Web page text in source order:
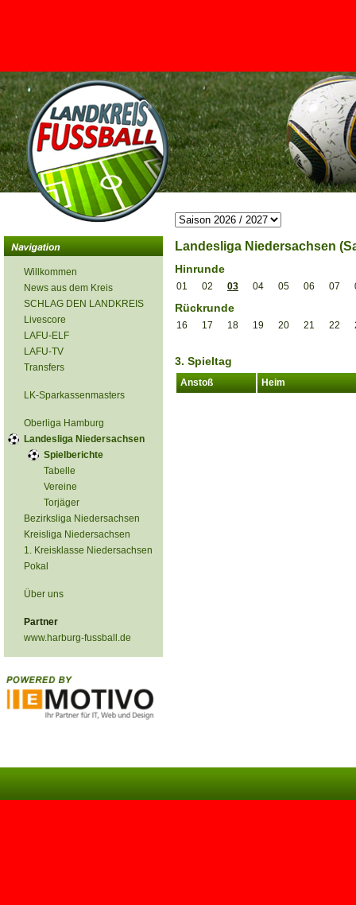
<
Willkommen
News aus dem Kreis
SCHLAG DEN LANDKREIS
Livescore
LAFU-ELF
LAFU-TV
Transfers
LK-Sparkassenmasters
Oberliga Hamburg
Landesliga Niedersachsen
Spielberichte
Tabelle
Vereine
Torjäger
Bezirksliga Niedersachsen
Kreisliga Niedersachsen
1. Kreisklasse Niedersachsen
Pokal
Über uns
Partner
www.harburg-fussball.de
Landesliga Niedersachsen
Hinrunde
01 02 03 04 05 06 07
Rückrunde
16 17 18 19 20 21 22
3. Spieltag
Anstoß Heim